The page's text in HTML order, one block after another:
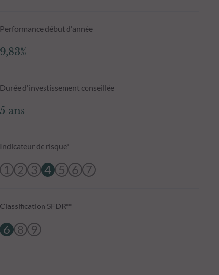
Performance début d'année
9,83%
Durée d'investissement conseillée
5 ans
Indicateur de risque*
1 2 3 4 5 6 7
Classification SFDR**
6 8 9